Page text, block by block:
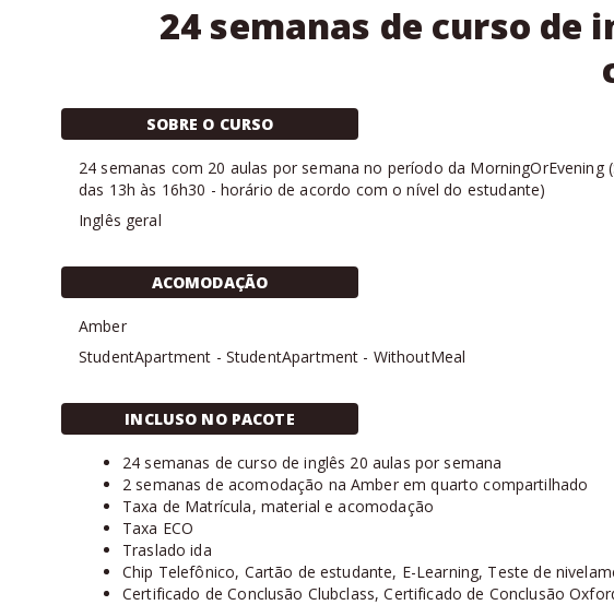
24 semanas de curso de
SOBRE O CURSO
24 semanas com 20 aulas por semana no período da MorningOrEvening(
das 13h às 16h30 - horário de acordo com o nível do estudante)
Inglês geral
ACOMODAÇÃO
Amber
StudentApartment - StudentApartment - WithoutMeal
INCLUSO NO PACOTE
24 semanas de curso de inglês 20 aulas por semana
2 semanas de acomodação na Amber em quarto compartilhado
Taxa de Matrícula, material e acomodação
Taxa ECO
Traslado ida
Chip Telefônico, Cartão de estudante, E-Learning, Teste de
Certificado de Conclusão Clubclass, Certificado de Conclusão